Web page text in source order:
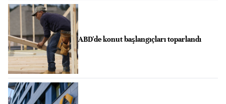
ABD'de konut başlangıçları toparlandı